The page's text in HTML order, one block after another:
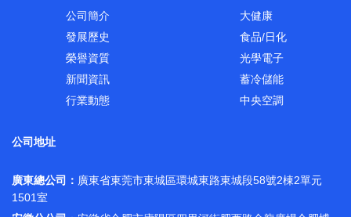
公司簡介
發展歷史
榮譽資質
新聞資訊
行業動態
大健康
食品/日化
光學電子
蓄冷儲能
中央空調
公司地址
廣東總公司： 廣東省東莞市東城區環城東路東城段58號2棟2單元
1501室